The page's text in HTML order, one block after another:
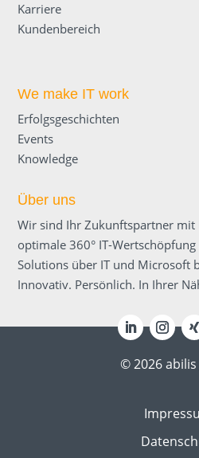
Karriere
Kundenbereich
We make IT work
Erfolgsgeschichten
Events
Knowledge
Über uns
Wir sind Ihr Zukunftspartner mit
optimale 360° IT-
Solutions über IT und Microsoft
Innovativ. Persönlich. In Ihrer
© 2026